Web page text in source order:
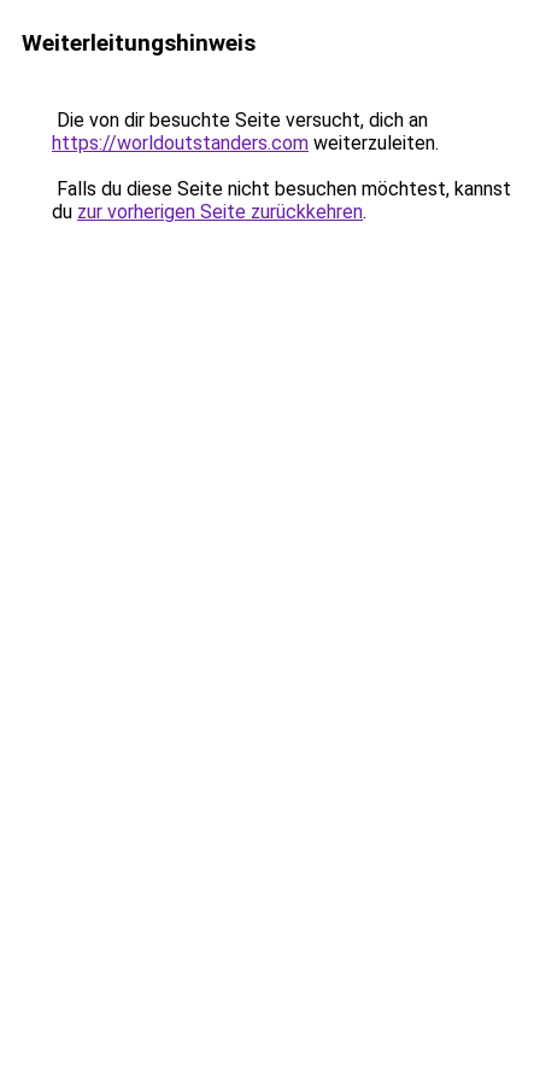
Weiterleitungshinweis
Die von dir besuchte Seite versucht, dich an
https://worldoutstanders.com weiterzuleiten.
Falls du diese Seite nicht besuchen möchtest, kannst
du zur vorherigen Seite zurückkehren.